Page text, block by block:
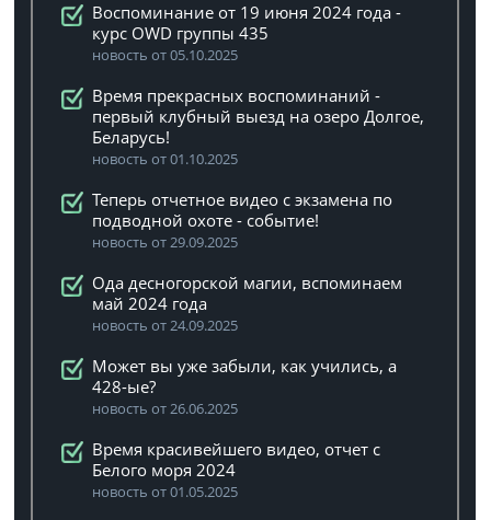
Воспоминание от 19 июня 2024 года -
курс OWD группы 435
новость от 05.10.2025
Время прекрасных воспоминаний -
первый клубный выезд на озеро Долгое,
Беларусь!
новость от 01.10.2025
Теперь отчетное видео с экзамена по
подводной охоте - событие!
новость от 29.09.2025
Ода десногорской магии, вспоминаем
май 2024 года
новость от 24.09.2025
Может вы уже забыли, как учились, а
428-ые?
новость от 26.06.2025
Время красивейшего видео, отчет с
Белого моря 2024
новость от 01.05.2025